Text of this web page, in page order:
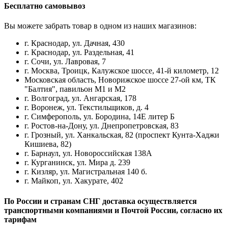
Бесплатно самовывоз
Вы можете забрать товар в одном из наших магазинов:
г. Краснодар, ул. Дачная, 430
г. Краснодар, ул. Раздельная, 41
г. Сочи, ул. Лавровая, 7
г. Москва, Троицк, Калужское шоссе, 41-й километр, 12
Московская область, Новорижское шоссе 27-ой км, ТК
"Балтия", павильон М1 и М2
г. Волгоград, ул. Ангарская, 178
г. Воронеж, ул. Текстильщиков, д. 4
г. Симферополь, ул. Бородина, 14Е литер Б
г. Ростов-на-Дону, ул. Днепропетровская, 83
г. Грозный, ул. Ханкальская, 82 (проспект Кунта-Хаджи
Кишиева, 82)
г. Барнаул, ул. Новороссийская 138А
г. Курганинск, ул. Мира д. 239
г. Кизляр, ул. Магистральная 140 б.
г. Майкоп, ул. Хакурате, 402
По России и странам СНГ доставка осуществляется
транспортными компаниями и Почтой России, согласно их
тарифам